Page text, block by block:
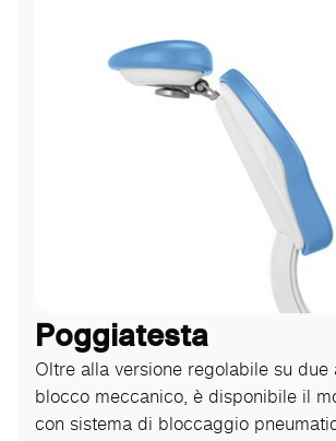
Poggiatesta
Oltre alla versione regolabile su due
blocco meccanico, è disponibile il
con sistema di bloccaggio